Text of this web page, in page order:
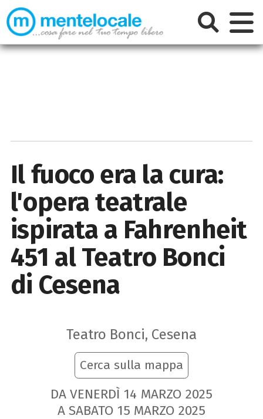
Il fuoco era la cura:
l'opera teatrale
ispirata a Fahrenheit
451 al Teatro Bonci
di Cesena
Teatro Bonci, Cesena
Cerca sulla mappa
DA VENERDÌ 14 MARZO 2025
A SABATO 15 MARZO 2025